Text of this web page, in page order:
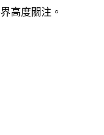
高度關注。